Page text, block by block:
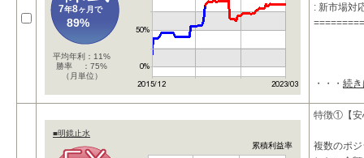
7年8ヶ月で
89%
平均年利：11%
勝率 ：75%
（月単位）
: 新市場対
・・・ 続
■明鏡止水
累積利益率
特徴①【安
複数のポ